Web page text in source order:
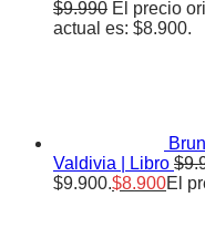
$9.990 El precio
actual es: $8.900.
Valdivia | Libro $
$9.900.$8.900El